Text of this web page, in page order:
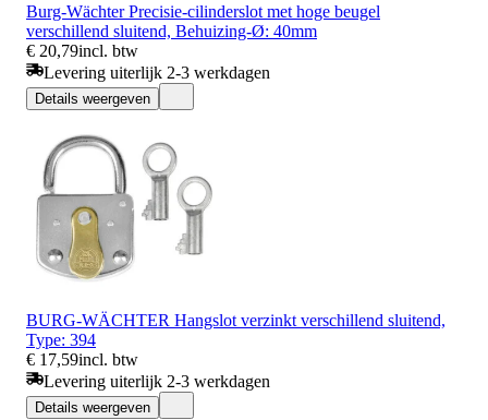
Burg-Wächter Precisie-cilinderslot met hoge beugel
verschillend sluitend, Behuizing-Ø: 40mm
€ 20,79incl. btw
Levering uiterlijk 2-3 werkdagen
Details weergeven
BURG-WÄCHTER Hangslot verzinkt verschillend sluitend,
Type: 394
€ 17,59incl. btw
Levering uiterlijk 2-3 werkdagen
Details weergeven